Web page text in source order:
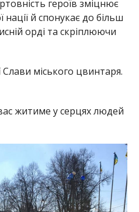
героїв зміцнює
нації й спонукає до більш
орді та скріплюючи
міського цвинтаря.
житиме у серцях людей